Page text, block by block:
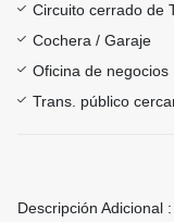
Circuito cerrado de
Cochera / Garaje
Oficina de negocios
Trans. público
Descripción Adicional :